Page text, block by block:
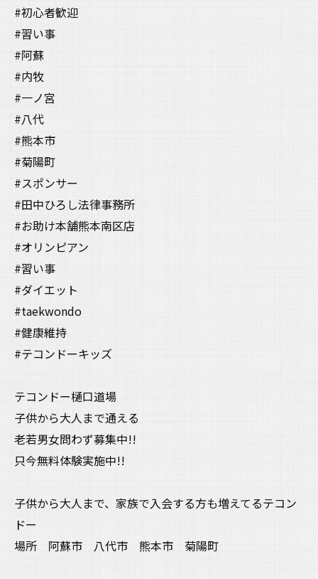
#初心者歓迎
#習い事
#阿蘇
#内牧
#一ノ宮
#八代
#熊本市
#菊陽町
#スポンサー
#田中ひろし法律事務所
#お助け本舗熊本南区店
#オリンピアン
#習い事
#ダイエット
#taekwondo
#健康維持
#テコンドーキッズ
テコンドー樋口道場
子供から大人まで通える
老若男女問わず募集中!!
只今無料体験実施中!!
子供から大人まで、家族で入会する方も増えてるテコン
ドー
場所 阿蘇市 八代市 熊本市 菊陽町